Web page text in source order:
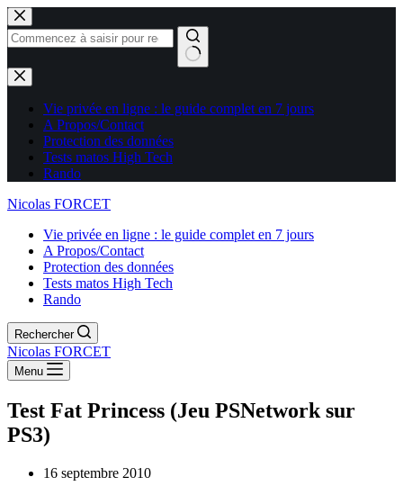
Aucun
résultat
Vie privée en ligne : le guide complet en 7 jours
A Propos/Contact
Protection des données
Tests matos High Tech
Rando
Nicolas FORCET
Vie privée en ligne : le guide complet en 7 jours
A Propos/Contact
Protection des données
Tests matos High Tech
Rando
Rechercher
Nicolas FORCET
Menu
Test Fat Princess (Jeu PSNetwork sur
PS3)
16 septembre 2010